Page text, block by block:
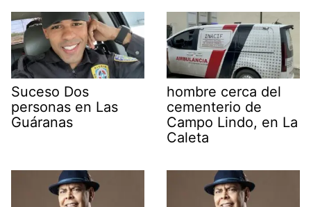
Suceso Dos
personas en Las
Guáranas
hombre cerca del
cementerio de
Campo Lindo, en La
Caleta